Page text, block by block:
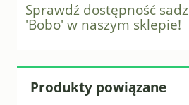
Sprawdź dostępność
'Bobo' w naszym sklepie!
Produkty powiązane